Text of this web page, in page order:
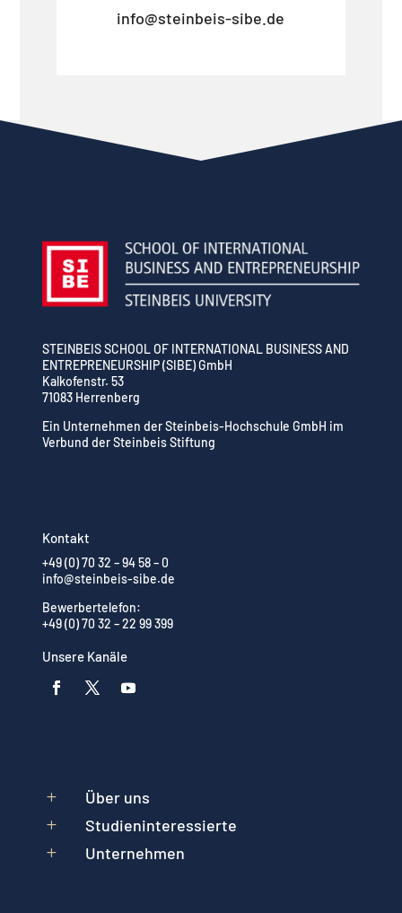
info@steinbeis-sibe.de
STEINBEIS SCHOOL OF INTERNATIONAL BUSINESS AND
ENTREPRENEURSHIP (SIBE) GmbH
Kalkofenstr. 53
71083 Herrenberg
Ein Unternehmen der Steinbeis-Hochschule GmbH im
Verbund der Steinbeis Stiftung
Kontakt
+49 (0) 70 32 – 94 58 – 0
info@steinbeis-sibe.de
Bewerbertelefon:
+49 (0) 70 32 – 22 99 399
Unsere Kanäle
L Über uns
L Studieninteressierte
L Unternehmen